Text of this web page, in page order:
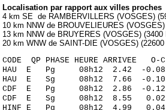
Localisation par rapport aux villes proches
4 km SE de RAMBERVILLERS (VOSGES)
10 km NNW de BROUVELIEURES
13 km NNW de BRUYERES (VOSGES) (3400
20 km WNW de SAINT-DIE (VOSGES)
CODE QP PHASE HEURE
HAU E Pg 08h12 2.42 -0.08
HAU E Sg 08h12 7.66 -
CDF E Pg 08h12 2.86 -
CDF E Sg 08h12 8.55
HINF E Pg 08h12 4.99 0.04